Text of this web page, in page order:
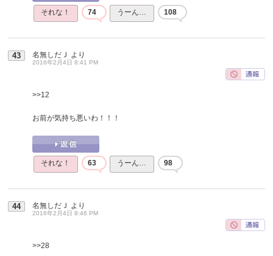
それな！ 74 うーん… 108
43 名無しだＪ より
2016年2月4日 8:41 PM
>>12
お前が気持ち悪いわ！！！
それな！ 63 うーん… 98
44 名無しだＪ より
2016年2月4日 8:46 PM
>>28